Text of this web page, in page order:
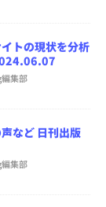
トの現状を分析
集部
など 日刊出版
集部